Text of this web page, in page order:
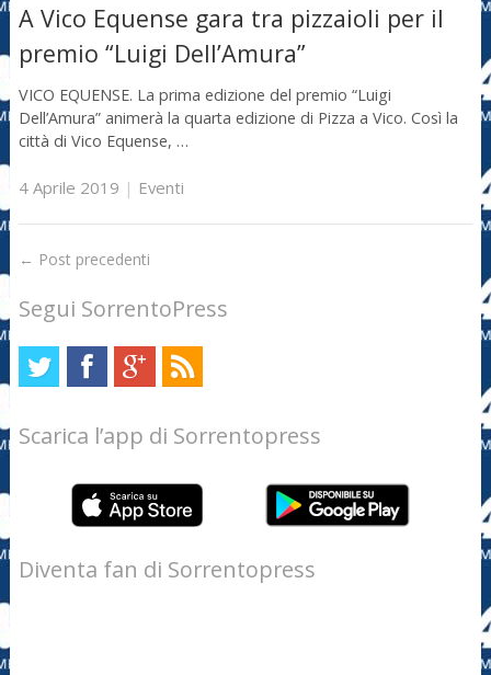
A Vico Equense gara tra pizzaioli per il
premio “Luigi Dell’Amura”
VICO EQUENSE. La prima edizione del premio “Luigi
Dell’Amura” animerà la quarta edizione di Pizza a Vico. Così la
città di Vico Equense, …
4 Aprile 2019 | Eventi
← Post precedenti
Segui SorrentoPress
Scarica l’app di Sorrentopress
Diventa fan di Sorrentopress